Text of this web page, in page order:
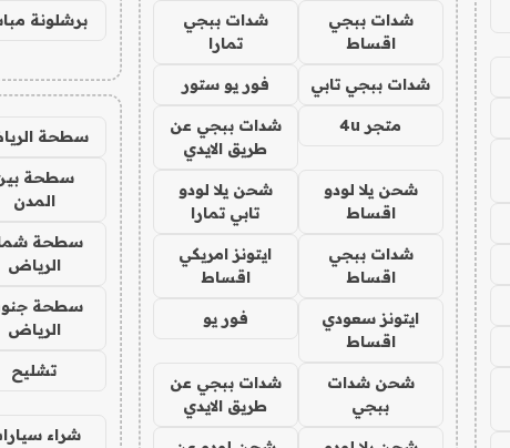
شدات ببجي
اقساط
شدات ببجي
تمارا
شدات ببجي تابي فور يو ستور
متجر 4u
شدات ببجي عن
طريق الايدي
شحن يلا لودو
اقساط
شحن يلا لودو
تابي تمارا
شدات ببجي
اقساط
ايتونز امريكي
اقساط
ايتونز سعودي
اقساط
فور يو
شحن شدات
ببجي
شدات ببجي عن
طريق الايدي
برشلونة
سطحة
سطحة
المدن
سطحة
الرياض
سطحة
الرياض
تشليح
شراء